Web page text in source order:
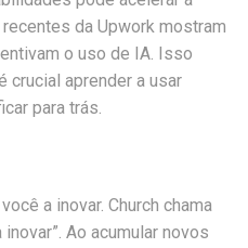
da Upwork mostram
o uso de IA. Isso
crucial aprender a usar
para trás.
a inovar. Church chama
Ao acumular novos